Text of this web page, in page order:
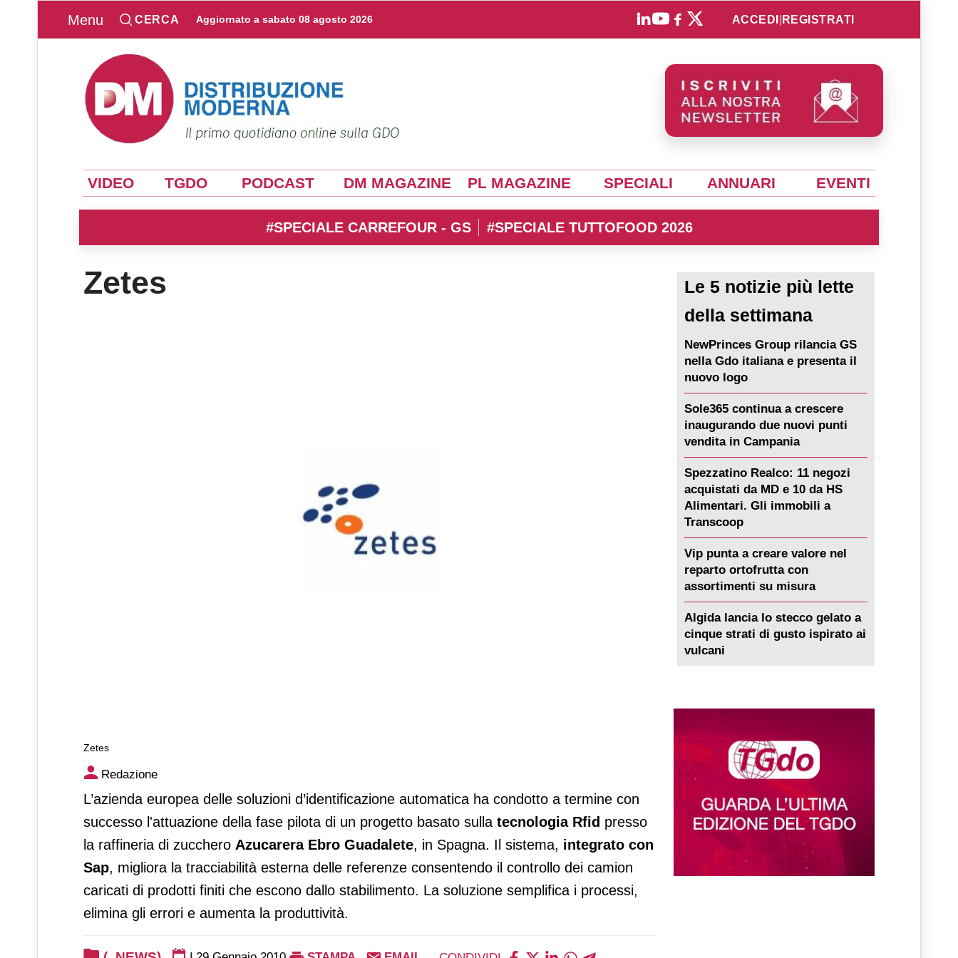
Menu CERCA Aggiornato a sabato 08 agosto 2026 ACCEDI REGISTRATI
VIDEO TGDO PODCAST DM MAGAZINE PL MAGAZINE SPECIALI ANNUARI EVENTI
#SPECIALE CARREFOUR - GS #SPECIALE TUTTOFOOD 2026
Zetes
Zetes
Zetes
Redazione
L’azienda europea delle soluzioni d’identificazione automatica ha condotto a termine con
successo l'attuazione della fase pilota di un progetto basato sulla tecnologia Rfid presso
la raffineria di zucchero Azucarera Ebro Guadalete, in Spagna. Il sistema, integrato con
Sap, migliora la tracciabilità esterna delle referenze consentendo il controllo dei camion
caricati di prodotti finiti che escono dallo stabilimento. La soluzione semplifica i processi,
elimina gli errori e aumenta la produttività.
Le 5 notizie più lette
della settimana
NewPrinces Group rilancia GS
nella Gdo italiana e presenta il
nuovo logo
Sole365 continua a crescere
inaugurando due nuovi punti
vendita in Campania
Spezzatino Realco: 11 negozi
acquistati da MD e 10 da HS
Alimentari. Gli immobili a
Transcoop
Vip punta a creare valore nel
reparto ortofrutta con
assortimenti su misura
Algida lancia lo stecco gelato a
cinque strati di gusto ispirato ai
vulcani